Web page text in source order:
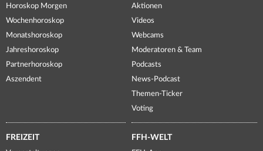
Horoskop Morgen
Wochenhoroskop
Monatshoroskop
Jahreshoroskop
Partnerhoroskop
Aszendent
Aktionen
Videos
Webcams
Moderatoren & Team
Podcasts
News-Podcast
Themen-Ticker
Voting
FREIZEIT FFH-WELT